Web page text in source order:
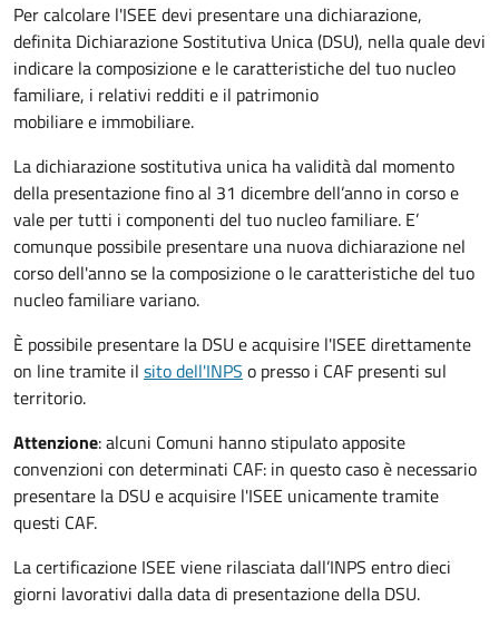
Per calcolare l'ISEE devi presentare una dichiarazione,
definita Dichiarazione Sostitutiva Unica (DSU), nella quale devi
indicare la composizione e le caratteristiche del tuo nucleo
familiare, i relativi redditi e il patrimonio
mobiliare e immobiliare.
La dichiarazione sostitutiva unica ha validità dal momento
della presentazione fino al 31 dicembre dell’anno in corso e
vale per tutti i componenti del tuo nucleo familiare. E’
comunque possibile presentare una nuova dichiarazione nel
corso dell'anno se la composizione o le caratteristiche del tuo
nucleo familiare variano.
È possibile presentare la DSU e acquisire l'ISEE direttamente
on line tramite il sito dell'INPS o presso i CAF presenti sul
territorio.
Attenzione: alcuni Comuni hanno stipulato apposite
convenzioni con determinati CAF: in questo caso è necessario
presentare la DSU e acquisire l'ISEE unicamente tramite
questi CAF.
La certificazione ISEE viene rilasciata dall’INPS entro dieci
giorni lavorativi dalla data di presentazione della DSU.